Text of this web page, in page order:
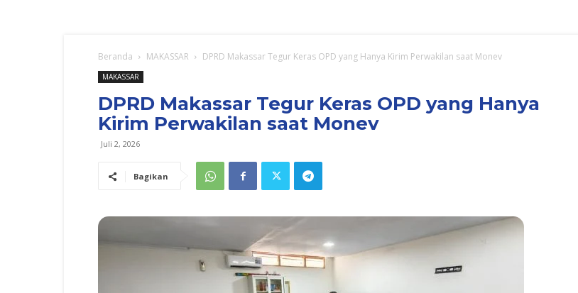
Beranda MAKASSAR DPRD Makassar Tegur Keras OPD yang Hanya Kirim Perwakilan saat Monev
MAKASSAR
DPRD Makassar Tegur Keras OPD yang Hanya
Kirim Perwakilan saat Monev
Juli 2, 2026
Bagikan